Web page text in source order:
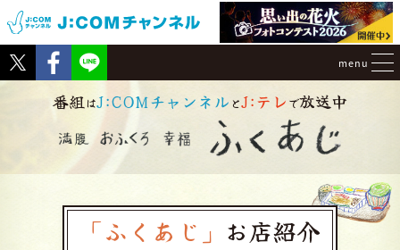
Tweet Facebook
menu
番組はJ:COMチャンネル とJ:テレ で放送中
「ふくあじ」 お店紹介